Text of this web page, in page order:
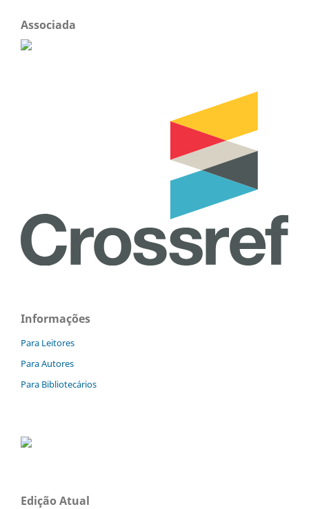
Associada
Informações
Para Leitores
Para Autores
Para Bibliotecários
Edição Atual